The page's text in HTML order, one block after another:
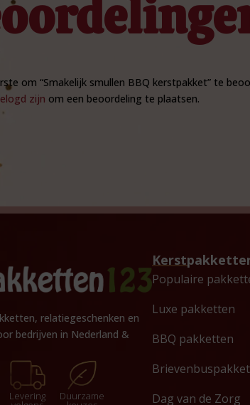
om “Smakelijk smullen BBQ kerstpakket” te
zijn om een beoordeling te plaatsen.
relatiegeschenken en
bedrijven in Nederland &
Levering Duurzame
Populaire
Luxe pakketten
BBQ pakketten
Dag van de Zorg